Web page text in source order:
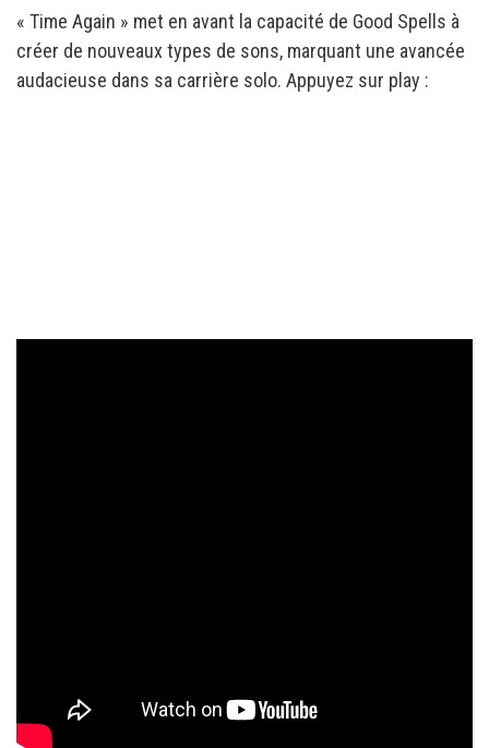
« Time Again » met en avant la capacité de Good Spells à
créer de nouveaux types de sons, marquant une avancée
audacieuse dans sa carrière solo. Appuyez sur play :